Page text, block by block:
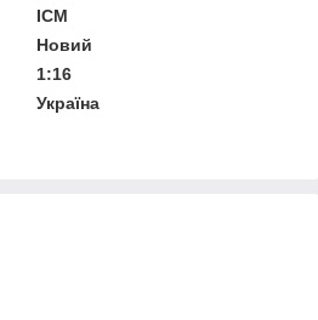
ICM
Новий
1:16
Україна